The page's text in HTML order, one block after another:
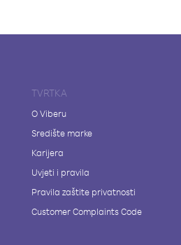
TVRTKA
O Viberu
Središte marke
Karijera
Uvjeti i pravila
Pravila zaštite privatnosti
Customer Complaints Code